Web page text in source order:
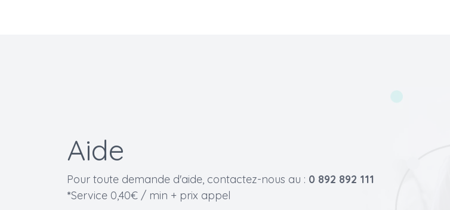
Aide
Pour toute demande d'aide, contactez-nous au : 0 892 892 111
*Service 0,40€ / min + prix appel